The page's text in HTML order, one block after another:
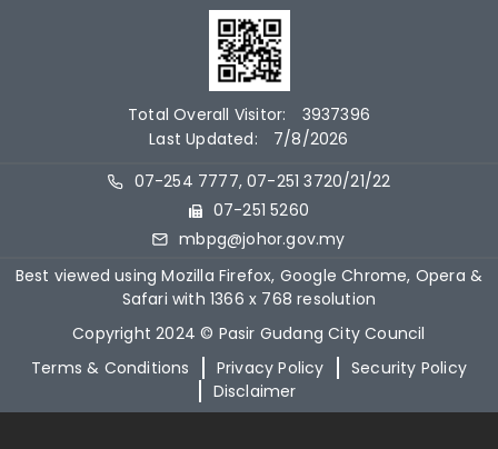
Total Overall Visitor:
3937396
Last Updated:
7/8/2026
07-254 7777, 07-251 3720/21/22
07-251 5260
mbpg@johor.gov.my
Best viewed using Mozilla Firefox, Google Chrome, Opera &
Safari with 1366 x 768 resolution
Copyright 2024 © Pasir Gudang City Council
Terms & Conditions
Privacy Policy
Security Policy
Disclaimer